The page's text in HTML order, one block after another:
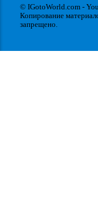
© IGotoWorld.com -
Копирование
запрещено.